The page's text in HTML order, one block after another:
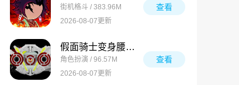
街机格斗 / 383.96M
2026-08-07更新
查看
假面骑士变身腰带模拟器合集
角色扮演 / 96.57M
2026-08-07更新
查看